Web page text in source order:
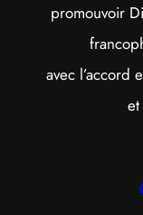
promouvoir
avec l’accord